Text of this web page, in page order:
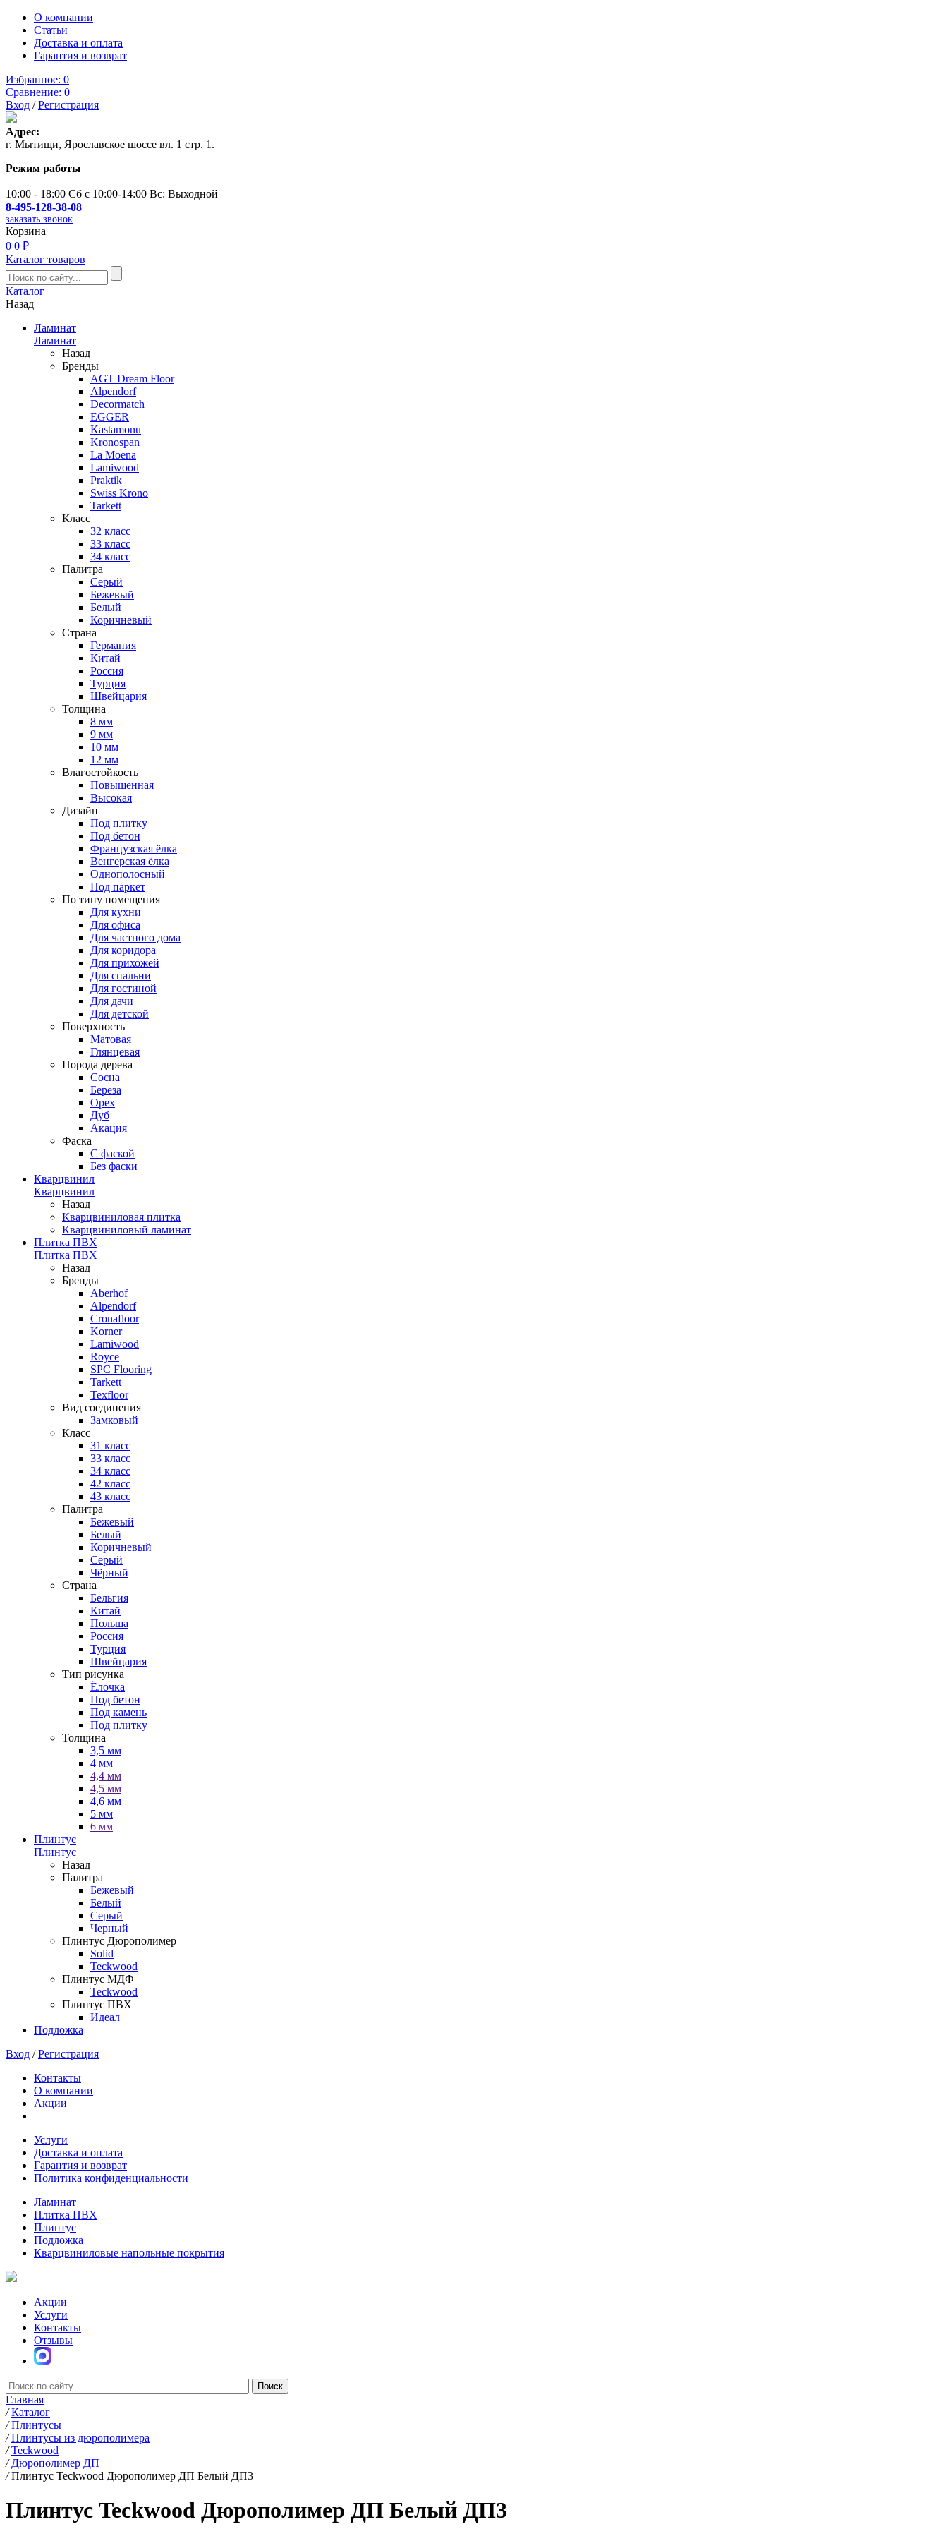
О компании
Статьи
Доставка и оплата
Гарантия и возврат
Избранное: 0
Сравнение: 0
Вход /Регистрация
Адрес:
г. Мытищи, Ярославское шоссе вл. 1 стр. 1.
Режим работы
10:00 - 18:00 Сб с 10:00-14:00 Вс: Выходной
8-495-128-38-08
заказать звонок
Корзина
0 0 ₽
Каталог товаров
Каталог
Назад
Ламинат
Ламинат
Назад
Бренды
AGT Dream Floor
Alpendorf
Decormatch
EGGER
Kastamonu
Kronospan
La Moena
Lamiwood
Praktik
Swiss Krono
Tarkett
Класс
32 класс
33 класс
34 класс
Палитра
Серый
Бежевый
Белый
Коричневый
Страна
Германия
Китай
Россия
Турция
Швейцария
Толщина
8 мм
9 мм
10 мм
12 мм
Влагостойкость
Повышенная
Высокая
Дизайн
Под плитку
Под бетон
Французская ёлка
Венгерская ёлка
Однополосный
Под паркет
По типу помещения
Для кухни
Для офиса
Для частного дома
Для коридора
Для прихожей
Для спальни
Для гостиной
Для дачи
Для детской
Поверхность
Матовая
Глянцевая
Порода дерева
Сосна
Береза
Орех
Дуб
Акация
Фаска
С фаской
Без фаски
Кварцвинил
Кварцвинил
Назад
Кварцвиниловая плитка
Кварцвиниловый ламинат
Плитка ПВХ
Плитка ПВХ
Назад
Бренды
Aberhof
Alpendorf
Cronafloor
Korner
Lamiwood
Royce
SPC Flooring
Tarkett
Texfloor
Вид соединения
Замковый
Класс
31 класс
33 класс
34 класс
42 класс
43 класс
Палитра
Бежевый
Белый
Коричневый
Серый
Чёрный
Страна
Бельгия
Китай
Польша
Россия
Турция
Швейцария
Тип рисунка
Ёлочка
Под бетон
Под камень
Под плитку
Толщина
3,5 мм
4 мм
4,4 мм
4,5 мм
4,6 мм
5 мм
6 мм
Плинтус
Плинтус
Назад
Палитра
Бежевый
Белый
Серый
Черный
Плинтус Дюрополимер
Solid
Teckwood
Плинтус МДФ
Teckwood
Плинтус ПВХ
Идеал
Подложка
Вход /Регистрация
Контакты
О компании
Акции
Услуги
Доставка и оплата
Гарантия и возврат
Политика конфиденциальности
Ламинат
Плитка ПВХ
Плинтус
Подложка
Кварцвиниловые напольные покрытия
Акции
Услуги
Контакты
Отзывы
Главная
/ Каталог
/ Плинтусы
/ Плинтусы из дюрополимера
/ Teckwood
/ Дюрополимер ДП
/ Плинтус Teckwood Дюрополимер ДП Белый ДП3
Плинтус Teckwood Дюрополимер ДП Белый ДП3